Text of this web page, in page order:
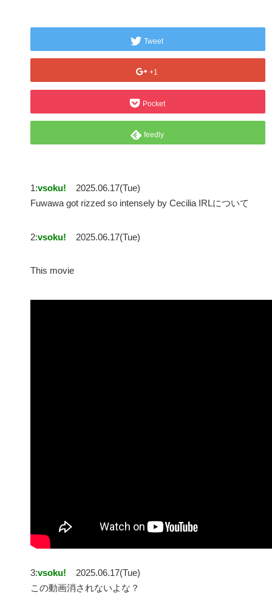
Tweet
+1
Pocket
feedly
1:vsoku!
2025.06.17(Tue)
Fuwawa got rizzed so intensely by Cecilia IRLについて
2:vsoku! 2025.06.17(Tue)
This movie
3:vsoku!
2025.06.17(Tue)
この動画消されないよな？